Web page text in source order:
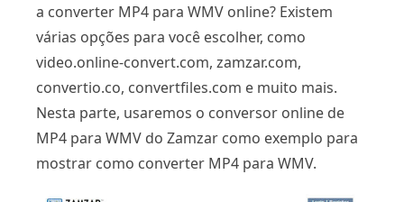
a converter MP4 para WMV online? Existem
várias opções para você escolher, como
video.online-convert.com, zamzar.com,
convertio.co, convertfiles.com e muito mais.
Nesta parte, usaremos o conversor online de
MP4 para WMV do Zamzar como exemplo para
mostrar como converter MP4 para WMV.